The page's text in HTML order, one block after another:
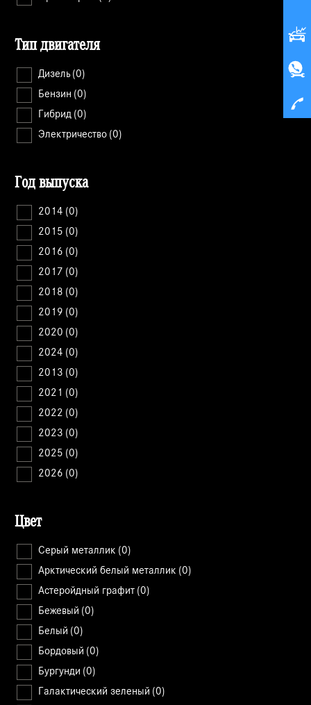
Тип двигателя
Дизель (0)
Бензин (0)
Гибрид (0)
Электричество (0)
Год выпуска
2014 (0)
2015 (0)
2016 (0)
2017 (0)
2018 (0)
2019 (0)
2020 (0)
2024 (0)
2013 (0)
2021 (0)
2022 (0)
2023 (0)
2025 (0)
2026 (0)
Цвет
Cерый металлик (0)
Арктический белый металлик (0)
Астеройдный графит (0)
Бежевый (0)
Белый (0)
Бордовый (0)
Бургунди (0)
Галактический зеленый (0)